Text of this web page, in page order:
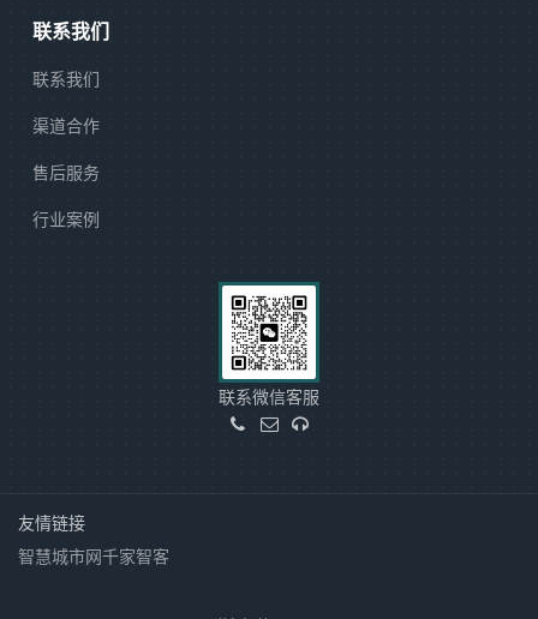
联系我们
联系我们
渠道合作
售后服务
行业案例
联系微信客服
友情链接
智慧城市网千家智客